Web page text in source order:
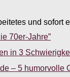
und sofort
70er-Jahre”
in 3
– 5 humorvolle